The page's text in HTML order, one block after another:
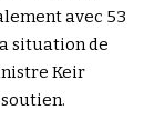
avec 53
situation de
Keir